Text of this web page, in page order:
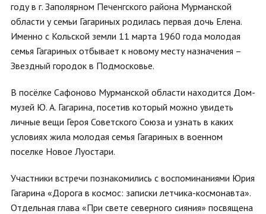
году в г. Заполярном Печенгского района Мурманской
области у семьи Гагариных родилась первая дочь Елена.
Именно с Кольской земли 11 марта 1960 года молодая
семья Гагариных отбывает к новому месту назначения –
Звездный городок в Подмосковье.
В посёлке Сафоново Мурманской области находится Дом-
музей Ю. А. Гагарина, посетив который можно увидеть
личные вещи Героя Советского Союза и узнать в каких
условиях жила молодая семья Гагариных в военном
поселке Новое Луостари.
Участники встречи познакомились с воспоминаниями Юрия
Гагарина «Дорога в космос: записки летчика-космонавта».
Отдельная глава «При свете северного сияния» посвящена